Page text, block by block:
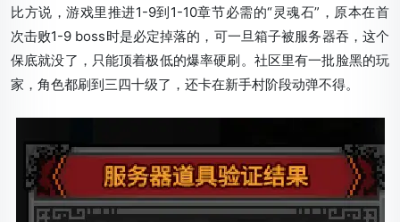
比方说，游戏里推进1-9到1-10章节必需的“灵魂石”，原本在首
次击败1-9 boss时是必定掉落的，可一旦箱子被服务器吞，这个
保底就没了，只能顶着极低的爆率硬刷。社区里有一批脸黑的玩
家，角色都刷到三四十级了，还卡在新手村阶段动弹不得。